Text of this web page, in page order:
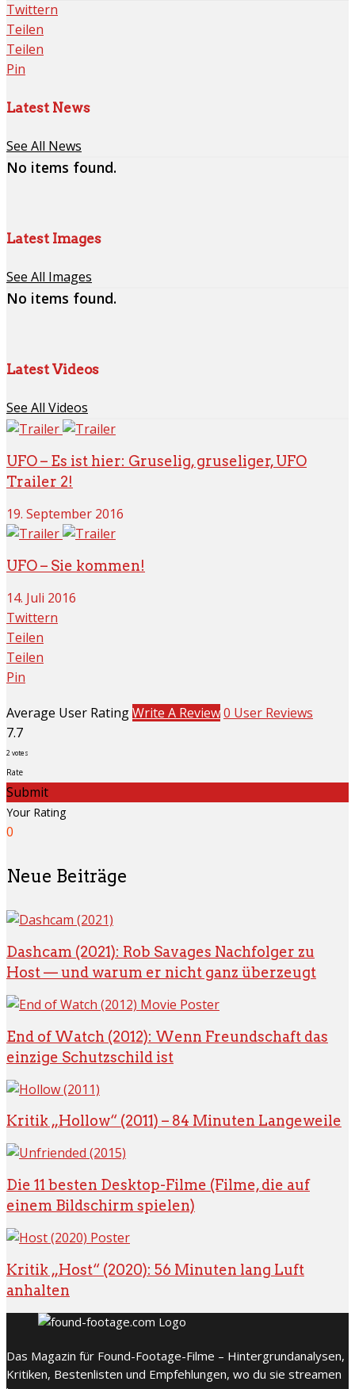
Twittern
Teilen
Teilen
Pin
Latest News
See All News
No items found.
Latest Images
See All Images
No items found.
Latest Videos
See All Videos
UFO – Es ist hier: Gruselig, gruseliger, UFO
Trailer 2!
19. September 2016
UFO – Sie kommen!
14. Juli 2016
Twittern
Teilen
Teilen
Pin
Average User RatingWrite A Review0 User Reviews
7.7
2 votes
Rate
Submit
Your Rating
0
Neue Beiträge
Dashcam (2021): Rob Savages Nachfolger zu
Host — und warum er nicht ganz überzeugt
End of Watch (2012): Wenn Freundschaft das
einzige Schutzschild ist
Kritik „Hollow“ (2011) – 84 Minuten Langeweile
Die 11 besten Desktop-Filme (Filme, die auf
einem Bildschirm spielen)
Kritik „Host“ (2020): 56 Minuten lang Luft
anhalten
Das Magazin für Found-Footage-Filme – Hintergrundanalysen,
Kritiken, Bestenlisten und Empfehlungen, wo du sie streamen